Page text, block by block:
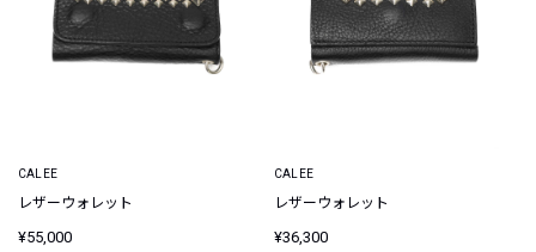
CALEE
レザーウォレット
¥55,000
CALEE
レザーウォレット
¥36,300